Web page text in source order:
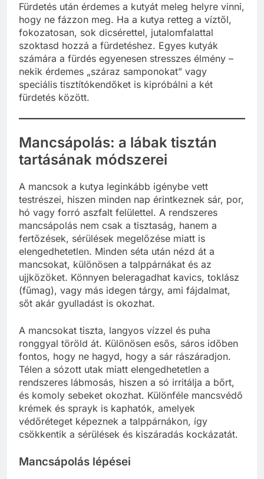
Fürdetés után érdemes a kutyát meleg helyre vinni,
hogy ne fázzon meg. Ha a kutya retteg a víztől,
fokozatosan, sok dicsérettel, jutalomfalattal
szoktasd hozzá a fürdetéshez. Egyes kutyák
számára a fürdés egyenesen stresszes élmény –
nekik érdemes „száraz samponokat” vagy
speciális tisztítókendőket is kipróbálni a két
fürdetés között.
Mancsápolás: a lábak tisztán
tartásának módszerei
A mancsok a kutya leginkább igénybe vett
testrészei, hiszen minden nap érintkeznek sár, por,
hó vagy forró aszfalt felülettel. A rendszeres
mancsápolás nem csak a tisztaság, hanem a
fertőzések, sérülések megelőzése miatt is
elengedhetetlen. Minden séta után nézd át a
mancsokat, különösen a talppárnákat és az
ujjközöket. Könnyen beleragadhat kavics, toklász
(fűmag), vagy más idegen tárgy, ami fájdalmat,
sőt akár gyulladást is okozhat.
A mancsokat tiszta, langyos vízzel és puha
ronggyal töröld át. Különösen esős, sáros időben
fontos, hogy ne hagyd, hogy a sár rászáradjon.
Télen a sózott utak miatt elengedhetetlen a
rendszeres lábmosás, hiszen a só irritálja a bőrt,
és komoly sebeket okozhat. Különféle mancsvédő
krémek és sprayk is kaphatók, amelyek
védőréteget képeznek a talppárnákon, így
csökkentik a sérülések és kiszáradás kockázatát.
Mancsápolás lépései